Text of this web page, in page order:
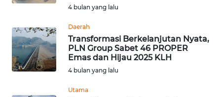
4 bulan yang lalu
Daerah
Transformasi Berkelanjutan Nyata,
PLN Group Sabet 46 PROPER
Emas dan Hijau 2025 KLH
4 bulan yang lalu
Utama
WN
RIAU
WN